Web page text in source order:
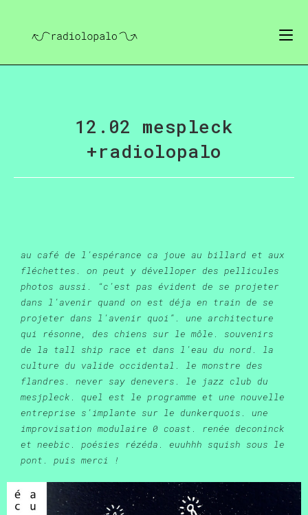
12.02 mespleck
+radiolopalo
au café de l’espérance ca joue au billard et aux
fléchettes. on peut y dévelloper des pellicules
photos aussi. “c’est pas évident de se projeter
dans l’avenir quand on est déja en train de se
projeter dans l’avenir quoi”. une architecture
qui résonne, des chiens sur le môle. souvenirs
de la tall ship race et dans l’eau du nord. la
culture du valide occidental. le monstre des
flandres. never say denevers. le jazz club du
mesjpleck. quel est le programme et une nouvelle
entreprise s’implante sur le dunkerquois. une
improvisation modulaire 0 coast. renée deconinck
et neebic. poésies rézéda. euuhhh squish sous le
pont. puis merci !